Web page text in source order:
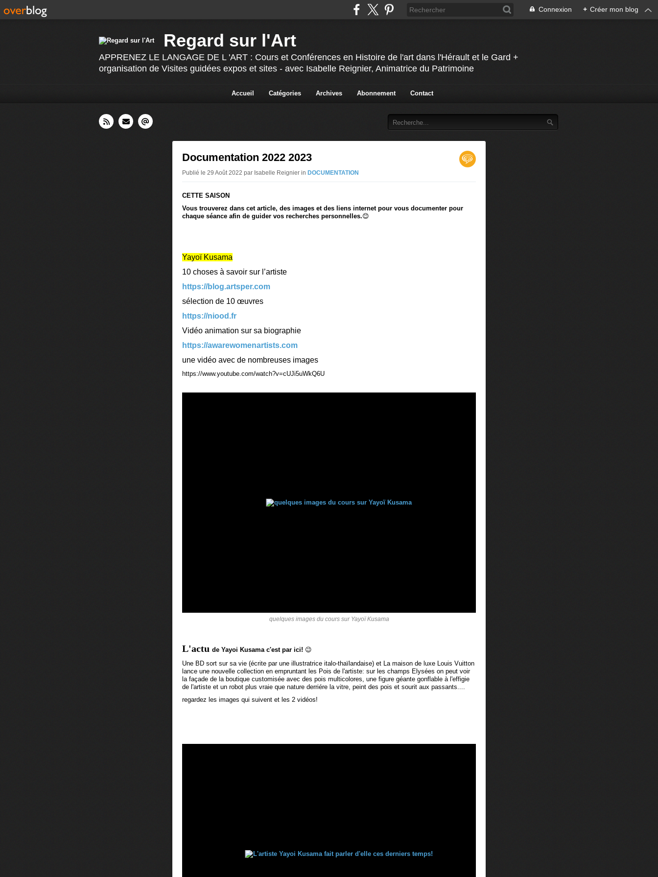
Connexion + Créer mon blog
Regard sur l'Art
APPRENEZ LE LANGAGE DE L 'ART : Cours et Conférences en Histoire de l'art dans l'Hérault et le Gard +
organisation de Visites guidées expos et sites - avec Isabelle Reignier, Animatrice du Patrimoine
Accueil Catégories Archives Abonnement Contact
Documentation 2022 2023
Publié le 29 Août 2022 par Isabelle Reignier in DOCUMENTATION
CETTE SAISON
Vous trouverez dans cet article, des images et des liens internet pour vous documenter pour
chaque séance afin de guider vos recherches personnelles.😊
Yayoï Kusama
10 choses à savoir sur l’artiste
https://blog.artsper.com
sélection de 10 œuvres
https://niood.fr
Vidéo animation sur sa biographie
https://awarewomenartists.com
une vidéo avec de nombreuses images
https://www.youtube.com/watch?v=cUJi5uWkQ6U
quelques images du cours sur Yayoï Kusama
L'actu de Yayoi Kusama c'est par ici! 😉
Une BD sort sur sa vie (écrite par une illustratrice italo-thaïlandaise) et La maison de luxe Louis Vuitton
lance une nouvelle collection en empruntant les Pois de l'artiste: sur les champs Elysées on peut voir
la façade de la boutique customisée avec des pois multicolores, une figure géante gonflable à l'effigie
de l'artiste et un robot plus vraie que nature derriére la vitre, peint des pois et sourit aux passants....
regardez les images qui suivent et les 2 vidéos!